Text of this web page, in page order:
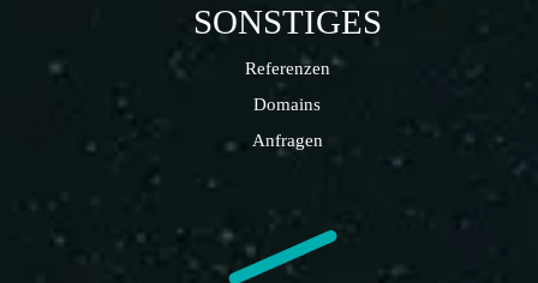
SONSTIGES
Referenzen
Domains
Anfragen